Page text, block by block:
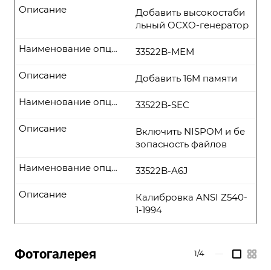
Добавить высокостаби
льный OCXO-генератор
Описание
33522B-МЕМ
Наименование опции
Добавить 16M памяти
Описание
33522B-SEC
Наименование опции
Включить NISPOM и бе
зопасность файлов
Описание
33522B-A6J
Наименование опции
Калибровка ANSI Z540-
1-1994
Описание
Фотогалерея 1/4 —